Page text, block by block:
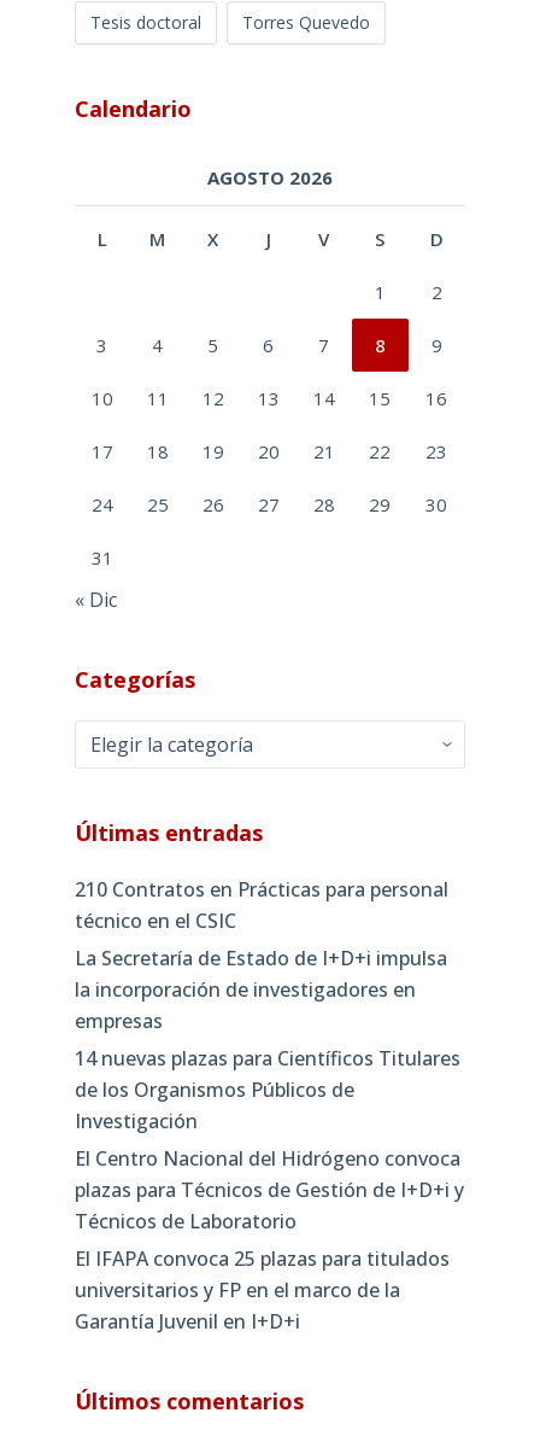
Tesis doctoral Torres Quevedo
Calendario
AGOSTO 2026
L M X J V S D
1 2
3 4 5 6 7 8 9
10 11 12 13 14 15 16
17 18 19 20 21 22 23
24 25 26 27 28 29 30
31
« Dic
Categorías
Categorías
Últimas entradas
210 Contratos en Prácticas para personal
técnico en el CSIC
La Secretaría de Estado de I+D+i impulsa
la incorporación de investigadores en
empresas
14 nuevas plazas para Científicos Titulares
de los Organismos Públicos de
Investigación
El Centro Nacional del Hidrógeno convoca
plazas para Técnicos de Gestión de I+D+i y
Técnicos de Laboratorio
El IFAPA convoca 25 plazas para titulados
universitarios y FP en el marco de la
Garantía Juvenil en I+D+i
Últimos comentarios